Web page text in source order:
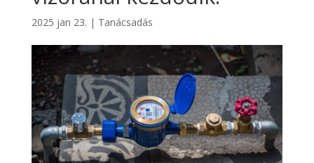
2025 jan 23. | Tanácsadás